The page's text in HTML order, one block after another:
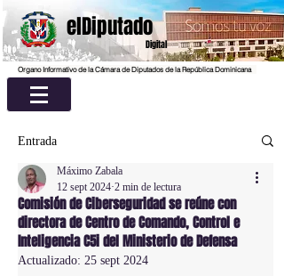
elDiputado
Digital
Organo Informativo de la Cámara de Diputados de la República Dominicana
Entrada
Comisión de Ciberseguridad se reúne con
directora de Centro de Comando, Control e
Inteligencia C5i del Ministerio de Defensa
Máximo Zabala
12 sept 2024 2 min de lectura
Actualizado: 25 sept 2024